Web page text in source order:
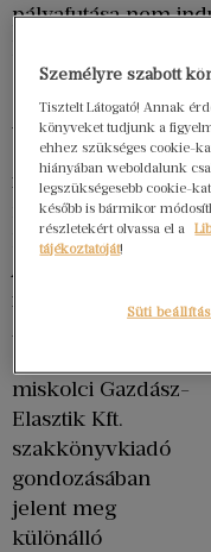
pályafutása nem
építészként, este
A kétezres évek
elején szinte egy
időben indult két
nagysikerű
könyvsorozata, az
Anna, Peti és Gergő
illetve a
miskolci Gazdász-
Elasztik Kft.
szakkönyvkiadó
gondozásában
jelent meg
különálló
Személyre szabott
Tisztelt Látogató! Annak
könyveket tudjunk a
ehhez szükséges cookie-
hiányában weboldalunk
legszükségesebb cookie-
később is bármikor
részletekért olvassa el a
tájékoztatóját!
Süti